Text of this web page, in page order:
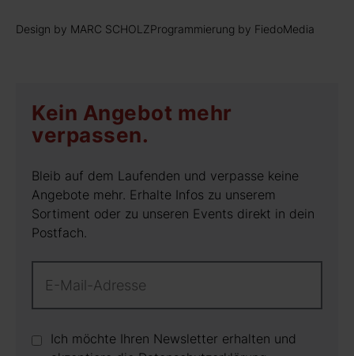
Design by MARC SCHOLZProgrammierung by FiedoMedia
Kein Angebot mehr
verpassen.
Bleib auf dem Laufenden und verpasse keine
Angebote mehr. Erhalte Infos zu unserem
Sortiment oder zu unseren Events direkt in dein
Postfach.
Ich möchte Ihren Newsletter erhalten und